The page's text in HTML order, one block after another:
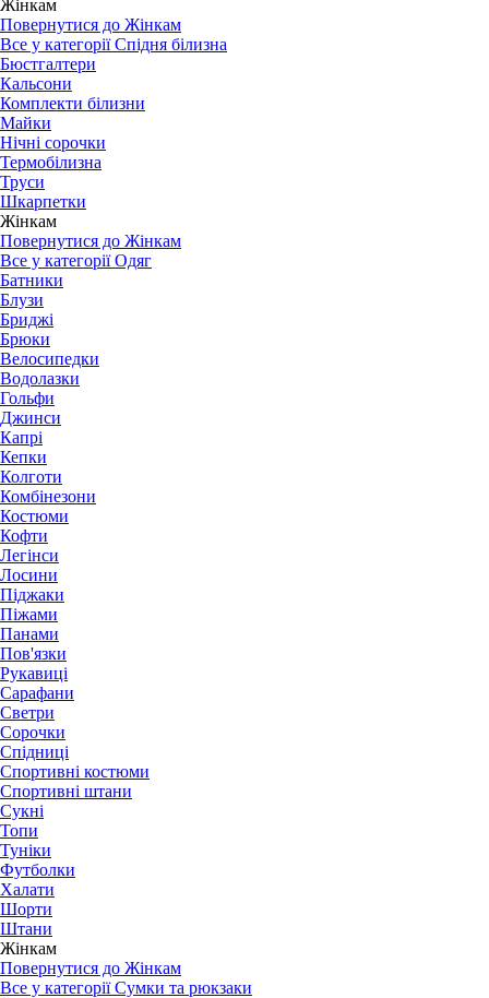
Жінкам
Повернутися до Жінкам
Все у категорії Спідня білизна
Бюстгалтери
Кальсони
Комплекти білизни
Майки
Нічні сорочки
Термобілизна
Труси
Шкарпетки
Жінкам
Повернутися до Жінкам
Все у категорії Одяг
Батники
Блузи
Бриджі
Брюки
Велосипедки
Водолазки
Гольфи
Джинси
Капрі
Кепки
Колготи
Комбінезони
Костюми
Кофти
Легінси
Лосини
Піджаки
Піжами
Панами
Пов'язки
Рукавиці
Сарафани
Светри
Сорочки
Спідниці
Спортивні костюми
Спортивні штани
Сукні
Топи
Туніки
Футболки
Халати
Шорти
Штани
Жінкам
Повернутися до Жінкам
Все у категорії Сумки та рюкзаки